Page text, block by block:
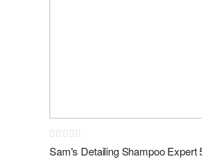
Rating:
0%